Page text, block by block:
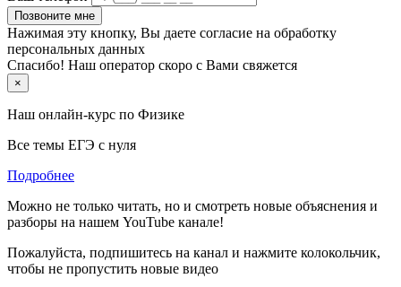
Позвоните мне
Нажимая эту кнопку, Вы даете согласие на обработку
персональных данных
Спасибо! Наш оператор скоро с Вами свяжется
×
Наш онлайн-курс по Физике
Все темы ЕГЭ с нуля
Подробнее
Можно не только читать, но и смотреть новые объяснения и
разборы на нашем YouTube канале!
Пожалуйста, подпишитесь на канал и нажмите колокольчик,
чтобы не пропустить новые видео